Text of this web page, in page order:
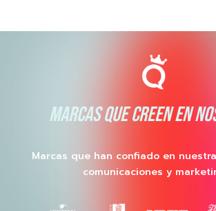
MARCAS QUE CREEN EN
Marcas que han confiado en
comunicaciones y